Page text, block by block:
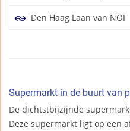
Den Haag Laan van NOI
Supermarkt in de buurt van
De dichtstbijzijnde
Deze supermarkt ligt op een